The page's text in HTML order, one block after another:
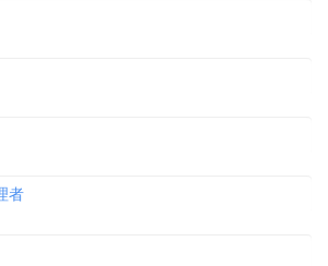
者